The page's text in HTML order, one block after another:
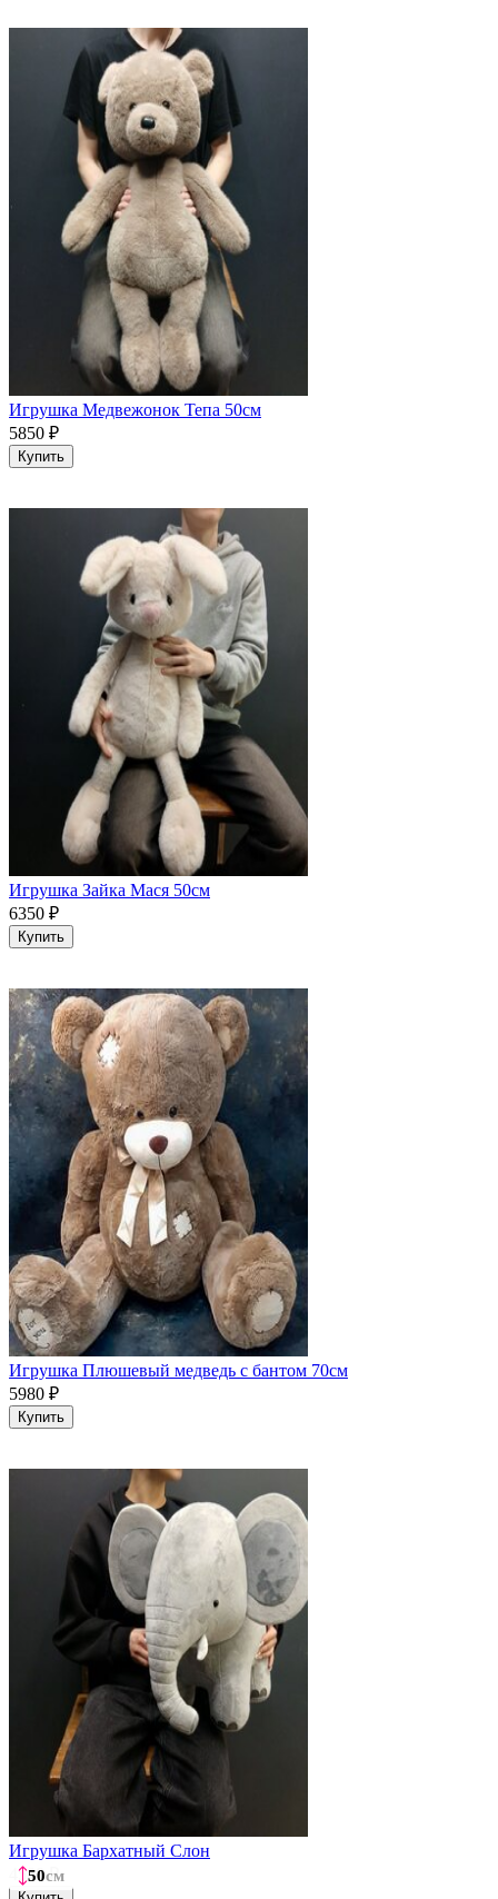
50см
50см
50см
Игрушка Медвежонок Тепа 50см
5850 ₽
Купить
Игрушка Зайка Мася 50см
6350 ₽
Купить
Игрушка Плюшевый медведь с бантом 70см
5980 ₽
Купить
Игрушка Бархатный Слон
4500₽